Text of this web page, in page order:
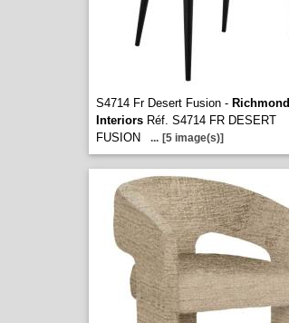
S4714 Fr Desert Fusion - Richmond
Interiors Réf. S4714 FR DESERT
FUSION
... [5 image(s)]